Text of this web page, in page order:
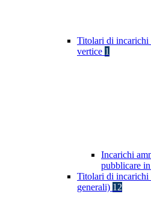
Titolari di
vertice 1
Incarichi
pubblicare
Titolari di
generali) 12